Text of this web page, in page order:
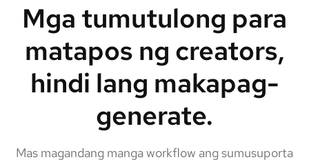
Mga tumutulong para
matapos ng creators,
hindi lang makapag-
generate.
Mas magandang manga workflow ang sumusuporta